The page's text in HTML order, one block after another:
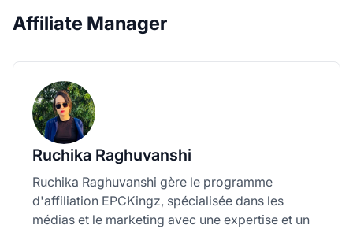
Affiliate Manager
Ruchika Raghuvanshi
Ruchika Raghuvanshi gère le programme
d'affiliation EPCKingz, spécialisée dans les
médias et le marketing avec une expertise et un